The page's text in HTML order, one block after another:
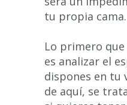
tu propia cama.
Lo primero
es analizar el
dispones en tu
de aquí, se